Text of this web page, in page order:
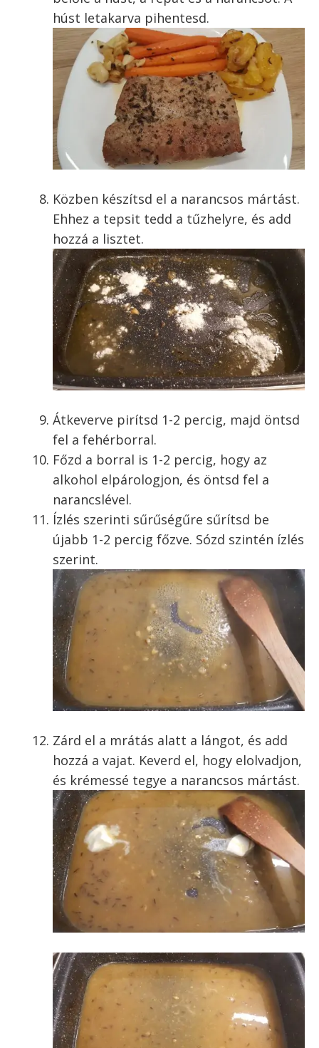
húst letakarva pihentesd.
Közben készítsd el a narancsos mártást.
Ehhez a tepsit tedd a tűzhelyre, és add
hozzá a lisztet.
Átkeverve pirítsd 1-2 percig, majd öntsd
fel a fehérborral.
Főzd a borral is 1-2 percig, hogy az
alkohol elpárologjon, és öntsd fel a
narancslével.
Ízlés szerinti sűrűségűre sűrítsd be
újabb 1-2 percig főzve. Sózd szintén ízlés
szerint.
Zárd el a mrátás alatt a lángot, és add
hozzá a vajat. Keverd el, hogy elolvadjon,
és krémessé tegye a narancsos mártást.